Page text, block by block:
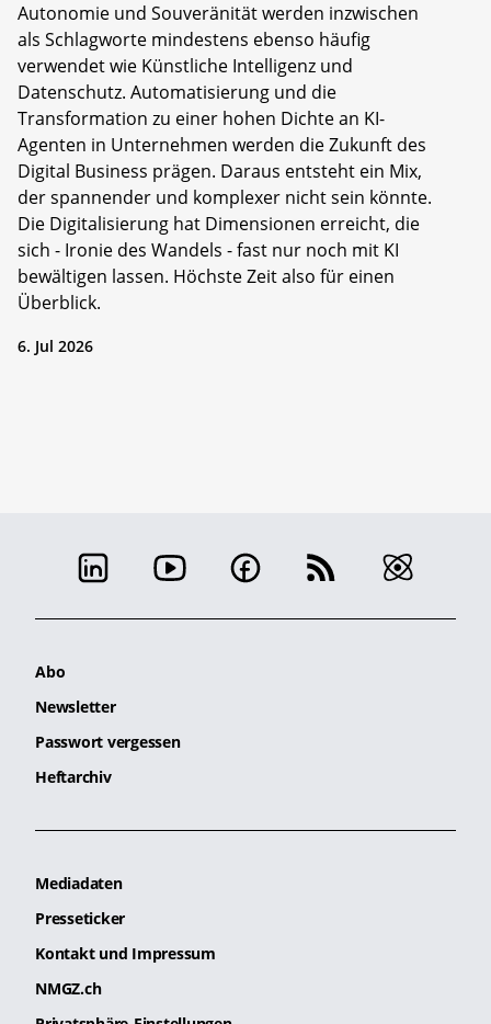
Autonomie und Souveränität werden inzwischen
als Schlagworte mindestens ebenso häufig
verwendet wie Künstliche Intelligenz und
Datenschutz. Automatisierung und die
Transformation zu einer hohen Dichte an KI-
Agenten in Unternehmen werden die Zukunft des
Digital Business prägen. Daraus entsteht ein Mix,
der spannender und komplexer nicht sein könnte.
Die Digitalisierung hat Dimensionen erreicht, die
sich - Ironie des Wandels - fast nur noch mit KI
bewältigen lassen. Höchste Zeit also für einen
Überblick.
6. Jul 2026
Abo
Newsletter
Passwort vergessen
Heftarchiv
Mediadaten
Presseticker
Kontakt und Impressum
NMGZ.ch